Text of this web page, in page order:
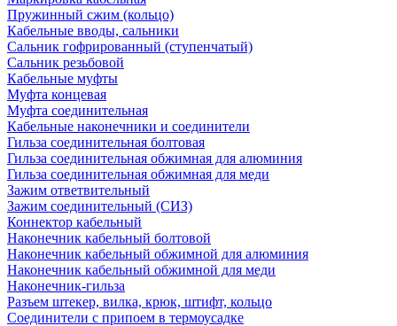
Пружинный сжим (кольцо)
Кабельные вводы, сальники
Сальник гофрированный (ступенчатый)
Сальник резьбовой
Кабельные муфты
Муфта концевая
Муфта соединительная
Кабельные наконечники и соединители
Гильза соединительная болтовая
Гильза соединительная обжимная для алюминия
Гильза соединительная обжимная для меди
Зажим ответвительный
Зажим соединительный (СИЗ)
Коннектор кабельный
Наконечник кабельный болтовой
Наконечник кабельный обжимной для алюминия
Наконечник кабельный обжимной для меди
Наконечник-гильза
Разъем штекер, вилка, крюк, штифт, кольцо
Соединители с припоем в термоусадке